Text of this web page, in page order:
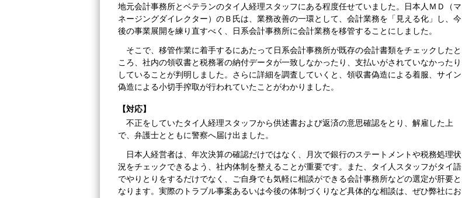
地元会計事務所とベテランのタイ人経理スタッフにある程度任せていました。日本人ＭＤ（マ
ネージングダイレクター）のＢ氏は、業務改善の一環として、会計業務を「見える化」し、今
後の事業展開を練り直すべく、日系会計事務所に会計業務を移管することにしました。
そこで、移管作業に着手するにあたって日系会計事務所が既存の会計書類をチェックしたと
ころ、社内の領収書と税務署の納付データが一致しなかったり、支払いがされていなかったり
していることが判明しました。さらに詳細を調査していくと、領収書偽造による着服、サイン
偽造による小切手搾取が行われていたことがわかりました。
【対応】
不正をしていたタイ人経理スタッフから供述書および返済の意思確認をとり、解雇した上
で、弁護士とともに警察へ届け出ました。
日本人経営者は、年次決算の確認だけではなく、月次で銀行のステートメントや税務処理状
況をチェックできるよう、社内体制を整えることが重要です。また、タイ人スタッフがタイ語
でやりとりをするだけでなく、ご自身でも気軽に相談ができる会計事務所などの選定が肝要と
なります。実際のトラブル事案あるいは今後の体制づくりなど具体的な相談は、ぜひ弊社にお